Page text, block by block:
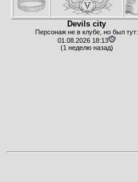
Devils city
Персонаж не в клубе, но был тут:
01.08.2026 18:13
(1 неделю назад)